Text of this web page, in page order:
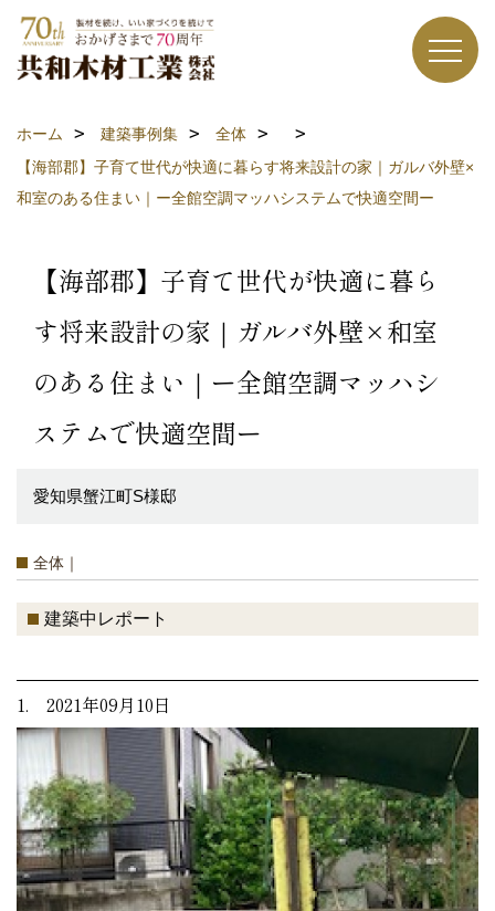
ホーム 建築事例集
全体
【海部郡】子育て世代が快適に暮らす将来設計の家｜ガルバ外壁×
和室のある住まい｜ー全館空調マッハシステムで快適空間ー
【海部郡】子育て世代が快適に暮ら
す将来設計の家｜ガルバ外壁×和室
のある住まい｜ー全館空調マッハシ
ステムで快適空間ー
愛知県蟹江町S様邸
全体｜
建築中レポート
1. 2021年09月10日